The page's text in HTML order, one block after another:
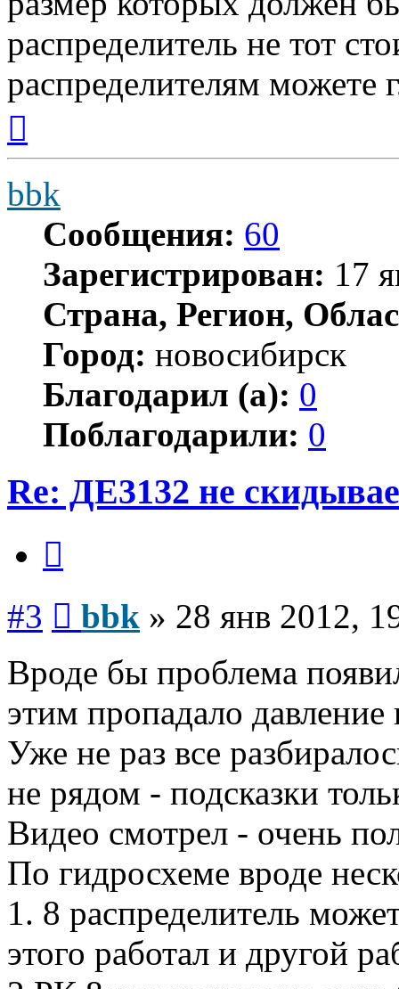
распределитель не тот
распределителям можете
началу
bbk
Сообщения: 60
Зарегистрирован: 17
Страна, Регион,
Город: новосибирск
Благодарил (а): 0
Поблагодарили: 0
Re: ДЕ3132 не
#3 bbk » 28 янв 2012,
Вроде бы проблема
этим пропадало давление
Уже не раз все
не рядом - подсказки
Видео смотрел - очень
По гидросхеме вроде
1. 8 распределитель
этого работал и другой